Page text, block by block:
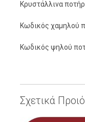
Κρυστάλλινα
Κωδικός χαμηλού
Κωδικός ψηλού
Σχετικά